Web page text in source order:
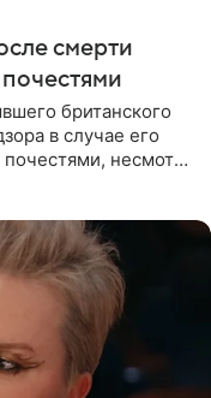
смерти
британского
в случае его
несмотря